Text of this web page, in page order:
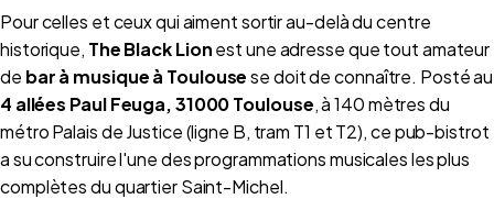
Pour celles et ceux qui aiment sortir au-delà du centre
historique, The Black Lionest une adresse que tout amateur
de bar à musique à Toulousese doit de connaître. Posté au
4 allées Paul Feuga, 31000 Toulouse, à 140 mètres du
métro Palais de Justice (ligne B, tram T1 et T2), ce pub-bistrot
a su construire l'une des programmations musicales les plus
complètes du quartier Saint-Michel.